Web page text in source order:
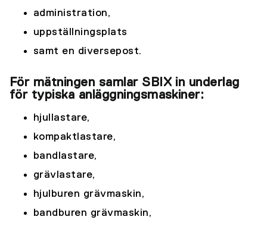
administration,
uppställningsplats
samt en diversepost.
För mätningen samlar SBIX in underlag
för typiska anläggningsmaskiner:
hjullastare,
kompaktlastare,
bandlastare,
grävlastare,
hjulburen grävmaskin,
bandburen grävmaskin,